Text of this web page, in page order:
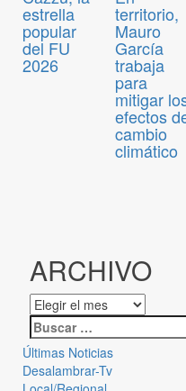
estrella
popular
del FU
2026
territorio,
Mauro
García
trabaja
para
mitigar
efectos
cambio
climático
ARCHIVO
Últimas Noticias
Desalambrar-Tv